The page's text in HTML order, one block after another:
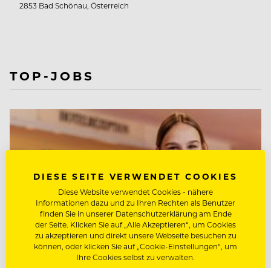
2853 Bad Schönau, Österreich
TOP-JOBS
DIESE SEITE VERWENDET COOKIES
Diese Website verwendet Cookies - nähere
Informationen dazu und zu Ihren Rechten als Benutzer
finden Sie in unserer Datenschutzerklärung am Ende
der Seite. Klicken Sie auf „Alle Akzeptieren“, um Cookies
zu akzeptieren und direkt unsere Webseite besuchen zu
können, oder klicken Sie auf „Cookie-Einstellungen“, um
Ihre Cookies selbst zu verwalten.